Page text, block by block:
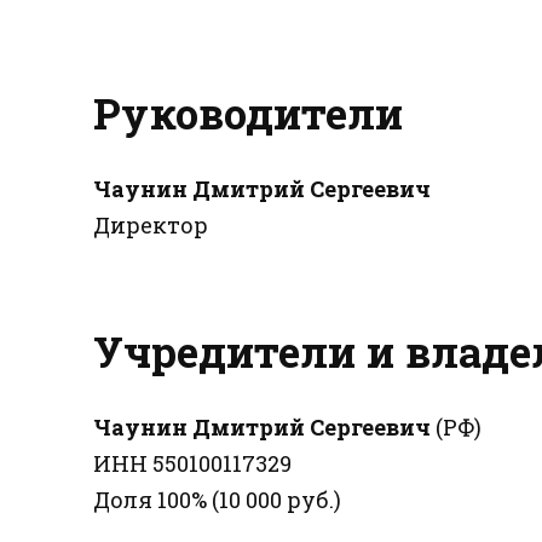
Руководители
Чаунин Дмитрий Сергеевич
Директор
Учредители и
Чаунин Дмитрий Сергеевич (РФ)
ИНН 550100117329
Доля 100% (10 000 руб.)